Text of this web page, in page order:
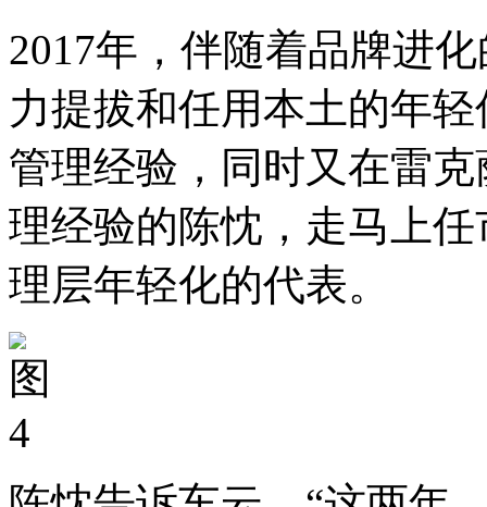
2017年，伴随着品牌进
力提拔和任用本土的年
管理经验，同时又在雷
理经验的陈忱，走马上
理层年轻化的代表。